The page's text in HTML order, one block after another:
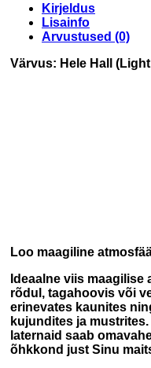
Kirjeldus
Lisainfo
Arvustused (0)
Värvus: Hele Hall
Loo maagiline
Ideaalne viis
rõdul, tagahoovis või
erinevates kaunites
kujundites ja
laternaid saab
õhkkond just Sinu